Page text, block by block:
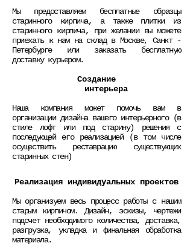
Мы предоставляем бесплатные образцы
старинного кирпича, а также плитки из
старинного кирпича, при желании вы можете
приехать к нам на склад в Москве, Санкт -
Петербурге или заказать бесплатную
доставку курьером.
Создание
интерьера
Наша компания может помочь вам в
организации дизайна вашего интерьерного (в
стиле лофт или под старину) решения с
последующей его реализацией (в том числе
осуществить реставрацию существующих
старинных стен)
Реализация индивидуальных проектов
Мы организуем весь процесс работы с нашим
старым кирпичом. Дизайн, эскизы, чертежи
подсчет необходимого количества, доставка,
разгрузка, укладка и финальная обработка
материала.